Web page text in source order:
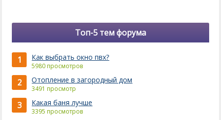
Топ-5 тем форума
1 Как выбрать окно пвх?
5980 просмотров
2 Отопление в загородный дом
3491 просмотр
3 Какая баня лучше
3395 просмотров